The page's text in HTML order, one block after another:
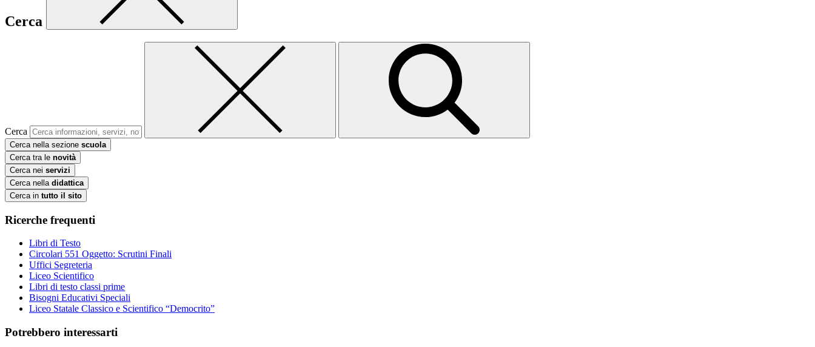
Cerca
Cerca
Cerca nella sezione scuola
Cerca tra le novità
Cerca nei servizi
Cerca nella didattica
Cerca in tutto il sito
Ricerche frequenti
Libri di Testo
Circolari 551 Oggetto: Scrutini Finali
Uffici Segreteria
Liceo Scientifico
Libri di testo classi prime
Bisogni Educativi Speciali
Liceo Statale Classico e Scientifico “Democrito”
Potrebbero interessarti